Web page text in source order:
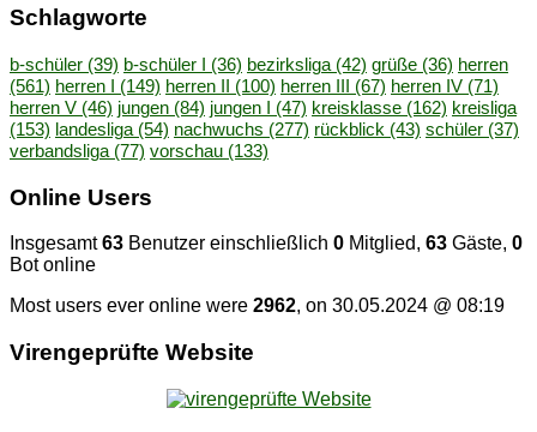
Schlag­wor­te
b-schüler (39) b-schüler I (36) bezirksliga (42) grüße (36) herren
(561) herren I (149) herren II (100) herren III (67) herren IV (71)
herren V (46) jungen (84) jungen I (47) kreisklasse (162) kreisliga
(153) landesliga (54) nachwuchs (277) rückblick (43) schüler (37)
verbandsliga (77) vorschau (133)
On­line Users
Insgesamt63 Benutzer einschließlich 0 Mitglied, 63 Gäste, 0
Bot online
Most users ever online were 2962, on 30.05.2024 @ 08:19
Vi­ren­ge­prüf­te Website